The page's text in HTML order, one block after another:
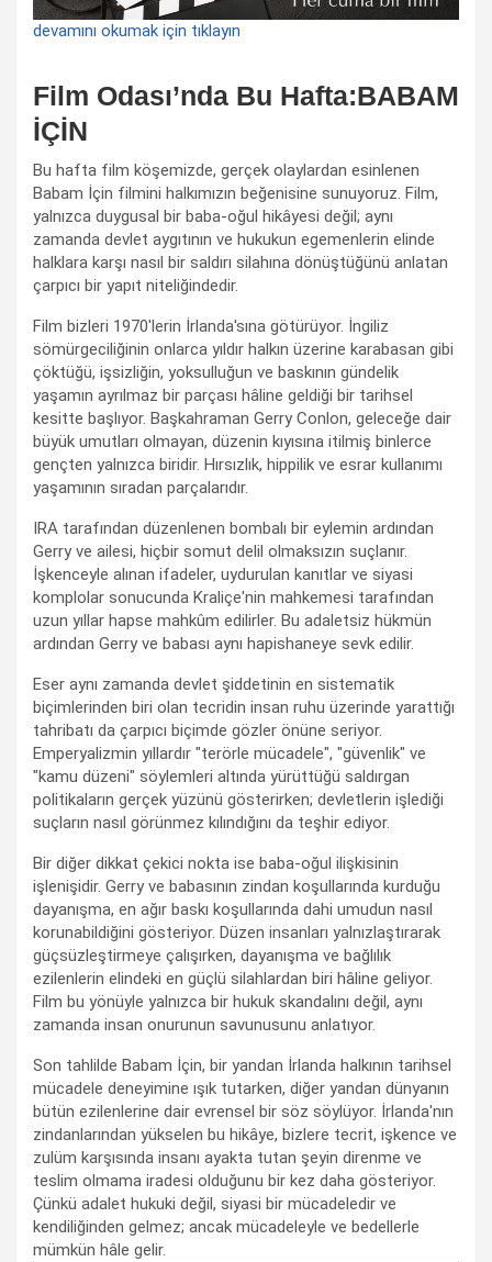
devamını okumak için tıklayın
Film Odası’nda Bu Hafta:BABAM
İÇİN
Bu hafta film köşemizde, gerçek olaylardan esinlenen
Babam İçin filmini halkımızın beğenisine sunuyoruz. Film,
yalnızca duygusal bir baba-oğul hikâyesi değil; aynı
zamanda devlet aygıtının ve hukukun egemenlerin elinde
halklara karşı nasıl bir saldırı silahına dönüştüğünü anlatan
çarpıcı bir yapıt niteliğindedir.
Film bizleri 1970'lerin İrlanda'sına götürüyor. İngiliz
sömürgeciliğinin onlarca yıldır halkın üzerine karabasan gibi
çöktüğü, işsizliğin, yoksulluğun ve baskının gündelik
yaşamın ayrılmaz bir parçası hâline geldiği bir tarihsel
kesitte başlıyor. Başkahraman Gerry Conlon, geleceğe dair
büyük umutları olmayan, düzenin kıyısına itilmiş binlerce
gençten yalnızca biridir. Hırsızlık, hippilik ve esrar kullanımı
yaşamının sıradan parçalarıdır.
IRA tarafından düzenlenen bombalı bir eylemin ardından
Gerry ve ailesi, hiçbir somut delil olmaksızın suçlanır.
İşkenceyle alınan ifadeler, uydurulan kanıtlar ve siyasi
komplolar sonucunda Kraliçe'nin mahkemesi tarafından
uzun yıllar hapse mahkûm edilirler. Bu adaletsiz hükmün
ardından Gerry ve babası aynı hapishaneye sevk edilir.
Eser aynı zamanda devlet şiddetinin en sistematik
biçimlerinden biri olan tecridin insan ruhu üzerinde yarattığı
tahribatı da çarpıcı biçimde gözler önüne seriyor.
Emperyalizmin yıllardır "terörle mücadele", "güvenlik" ve
"kamu düzeni" söylemleri altında yürüttüğü saldırgan
politikaların gerçek yüzünü gösterirken; devletlerin işlediği
suçların nasıl görünmez kılındığını da teşhir ediyor.
Bir diğer dikkat çekici nokta ise baba-oğul ilişkisinin
işlenişidir. Gerry ve babasının zindan koşullarında kurduğu
dayanışma, en ağır baskı koşullarında dahi umudun nasıl
korunabildiğini gösteriyor. Düzen insanları yalnızlaştırarak
güçsüzleştirmeye çalışırken, dayanışma ve bağlılık
ezilenlerin elindeki en güçlü silahlardan biri hâline geliyor.
Film bu yönüyle yalnızca bir hukuk skandalını değil, aynı
zamanda insan onurunun savunusunu anlatıyor.
Son tahlilde Babam İçin, bir yandan İrlanda halkının tarihsel
mücadele deneyimine ışık tutarken, diğer yandan dünyanın
bütün ezilenlerine dair evrensel bir söz söylüyor. İrlanda'nın
zindanlarından yükselen bu hikâye, bizlere tecrit, işkence ve
zulüm karşısında insanı ayakta tutan şeyin direnme ve
teslim olmama iradesi olduğunu bir kez daha gösteriyor.
Çünkü adalet hukuki değil, siyasi bir mücadeledir ve
kendiliğinden gelmez; ancak mücadeleyle ve bedellerle
mümkün hâle gelir.